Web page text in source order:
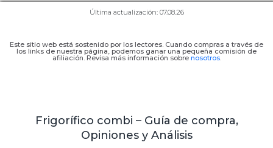
Última actualización: 07.08.26
Este sitio web está sostenido por los lectores. Cuando compras a través de
los links de nuestra página, podemos ganar una pequeña comisión de
afiliación. Revisa más información sobre nosotros.
Frigorífico combi – Guía de compra,
Opiniones y Análisis